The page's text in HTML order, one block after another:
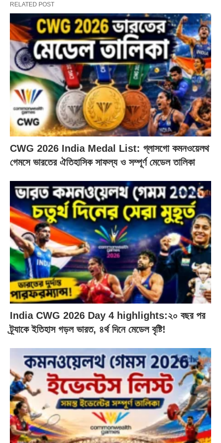
RELATED POST
CWG 2026 India Medal List: গ্লাসগো কমনওয়েলথ
গেমসে ভারতের ঐতিহাসিক সাফল্য ও সম্পূর্ণ মেডেল তালিকা
India CWG 2026 Day 4 highlights:২০ বছর পর
ট্র্যাকে ইতিহাস গড়ল ভারত, ৪র্থ দিনে মেডেল বৃষ্টি!